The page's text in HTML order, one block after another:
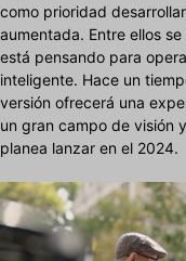
como prioridad
aumentada. Entre ellos
está pensando para
inteligente. Hace un
versión ofrecerá una
un gran campo de visión
planea lanzar en el 2024.